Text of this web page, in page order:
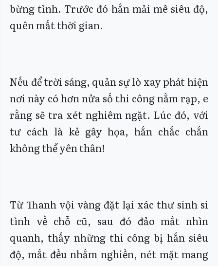
bừng tỉnh. Trước đó hắn mải mê siêu độ,
quên mất thời gian.
Nếu để trời sáng, quản sự lò xay phát hiện
nơi này có hơn nửa số thi công nằm rạp, e
rằng sẽ tra xét nghiêm ngặt. Lúc đó, với
tư cách là kẻ gây họa, hắn chắc chắn
không thể yên thân!
Từ Thanh vội vàng đặt lại xác thư sinh si
tình về chỗ cũ, sau đó đảo mắt nhìn
quanh, thấy những thi công bị hắn siêu
độ, mắt đều nhắm nghiền, nét mặt mang